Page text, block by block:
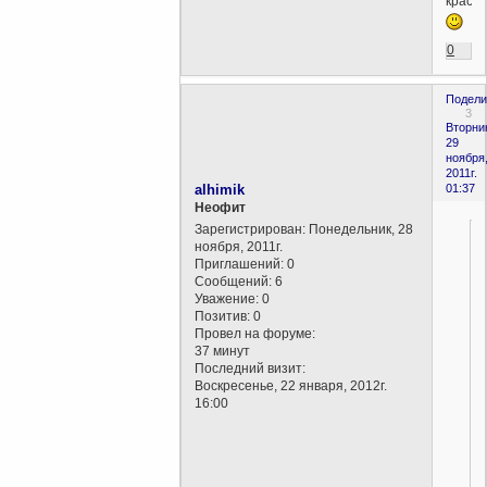
0
3
29
ноября,
2011г.
01:37
alhimik
Неофит
Зарегистрирован: Понедельник, 28
ноября, 2011г.
Приглашений: 0
Сообщений: 6
Уважение: 0
Позитив: 0
Провел на форуме:
37 минут
Последний визит:
Воскресенье, 22 января, 2012г.
16:00